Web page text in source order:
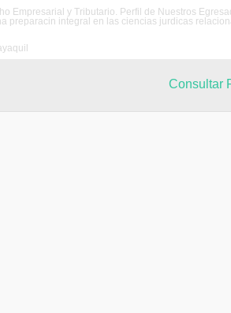
Empresarial y Tributario. Perfil de Nuestros
preparacin integral en las ciencias jurdicas
Consultar